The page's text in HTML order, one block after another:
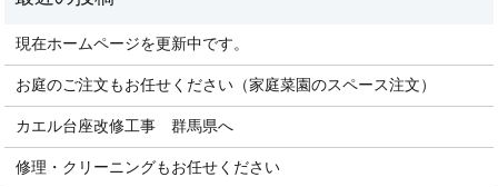
現在ホームページを更新中です。
お庭のご注文もお任せください（家庭菜園のスペース注文）
カエル台座改修工事 群馬県へ
修理・クリーニングもお任せください